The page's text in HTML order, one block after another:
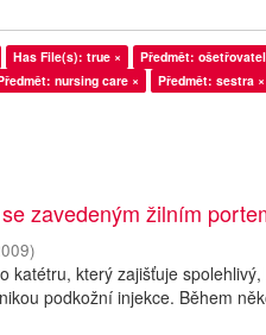
Has File(s): true ×
Předmět:
nursing care × Předmět: sestra ×
zavedeným žilním
)
katétru, který zajišťuje
podkožní injekce. Během